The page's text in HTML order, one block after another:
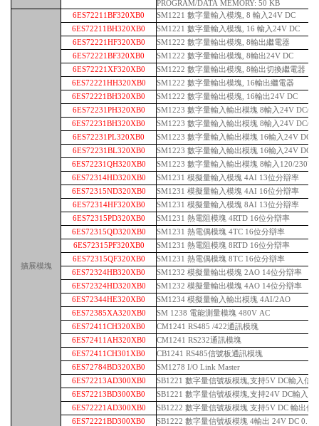
PROGRAM/DATA MEMORY: 50 KB
擴展模塊
6ES72211BF320XB0
SM1221 數字量輸入模塊, 8 輸入24V DC
6ES72211BH320XB0
SM1221 數字量輸入模塊, 16 輸入24V DC
6ES72221HF320XB0
SM1222 數字量輸出模塊, 8輸出繼電器
6ES72221BF320XB0
SM1222 數字量輸出模塊, 8輸出24V DC
6ES72221XF320XB0
SM1222 數字量輸出模塊, 8輸出切換繼電器
6ES72221HH320XB0
SM1222 數字量輸出模塊, 16輸出繼電器
6ES72221BH320XB0
SM1222 數字量輸出模塊, 16輸出24V DC
6ES72231PH320XB0
SM1223 數字量輸入輸出模塊 8輸入24V DC/ 8
6ES72231BH320XB0
SM1223 數字量輸入輸出模塊 8輸入24V DC/ 8
6ES72231PL320XB0
SM1223 數字量輸入輸出模塊 16輸入24V DC/
6ES72231BL320XB0
SM1223 數字量輸入輸出模塊 16輸入24V DC/
6ES72231QH320XB0
SM1223 數字量輸入輸出模塊 8輸入120/230V
6ES72314HD320XB0
SM1231 模擬量輸入模塊 4AI 13位分辯率
6ES72315ND320XB0
SM1231 模擬量輸入模塊 4AI 16位分辯率
6ES72314HF320XB0
SM1231 模擬量輸入模塊 8AI 13位分辯率
6ES72315PD320XB0
SM1231 熱電阻模塊 4RTD 16位分辯率
6ES72315QD320XB0
SM1231 熱電偶模塊 4TC 16位分辯率
6ES72315PF320XB0
SM1231 熱電阻模塊 8RTD 16位分辯率
6ES72315QF320XB0
SM1231 熱電偶模塊 8TC 16位分辯率
6ES72324HB320XB0
SM1232 模擬量輸出模塊 2AO 14位分辯率
6ES72324HD320XB0
SM1232 模擬量輸出模塊 4AO 14位分辯率
6ES72344HE320XB0
SM1234 模擬量輸入輸出模塊 4AI/2AO
6ES72385XA320XB0
SM 1238 電能測量模塊 480V AC
6ES72411CH320XB0
CM1241 RS485 /422通訊模塊
6ES72411AH320XB0
CM1241 RS232通訊模塊
6ES72411CH301XB0
CB1241 RS485信號板通訊模塊
6ES72784BD320XB0
SM1278 I/O Link Master
6ES72213AD300XB0
SB1221 數字量信號板模塊,支持5V DC輸入信
6ES72213BD300XB0
SB1221 數字量信號板模塊,支持24V DC輸入
6ES72221AD300XB0
SB1222 數字量信號板模塊 支持5V DC 輸出信
6ES72221BD300XB0
SB1222 數字量信號板模塊 4輸出 24V DC